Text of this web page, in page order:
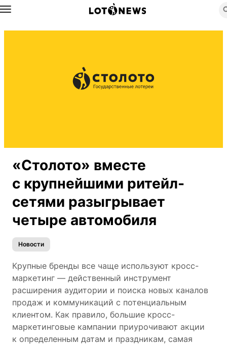
Назад
«Столото» вместе
с крупнейшими ритейл-
сетями разыгрывает
четыре автомобиля
Новости
Крупные бренды все чаще используют кросс-
маркетинг — действенный инструмент
расширения аудитории и поиска новых каналов
продаж и коммуникаций с потенциальным
клиентом. Как правило, большие кросс-
маркетинговые кампании приурочивают акции
к определенным датам и праздникам, самая